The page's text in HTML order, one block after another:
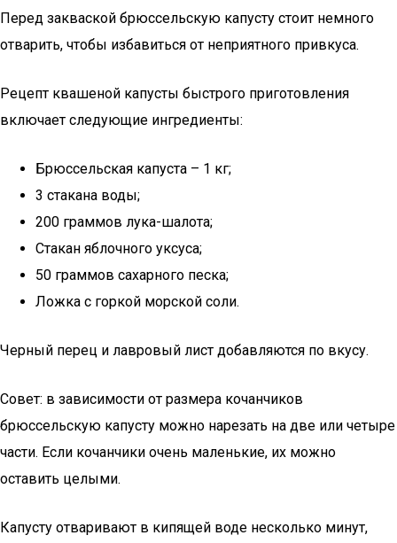
Перед закваской брюссельскую капусту стоит немного
отварить, чтобы избавиться от неприятного привкуса.
Рецепт квашеной капусты быстрого приготовления
включает следующие ингредиенты:
Брюссельская капуста – 1 кг;
3 стакана воды;
200 граммов лука-шалота;
Стакан яблочного уксуса;
50 граммов сахарного песка;
Ложка с горкой морской соли.
Черный перец и лавровый лист добавляются по вкусу.
Совет: в зависимости от размера кочанчиков
брюссельскую капусту можно нарезать на две или четыре
части. Если кочанчики очень маленькие, их можно
оставить целыми.
Капусту отваривают в кипящей воде несколько минут,